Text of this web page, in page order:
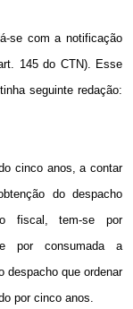
se com a notificação
145 do CTN). Esse
seguinte redação:
cinco anos, a contar
do despacho
fiscal, tem-se por
por consumada a
despacho que ordenar
por cinco anos.